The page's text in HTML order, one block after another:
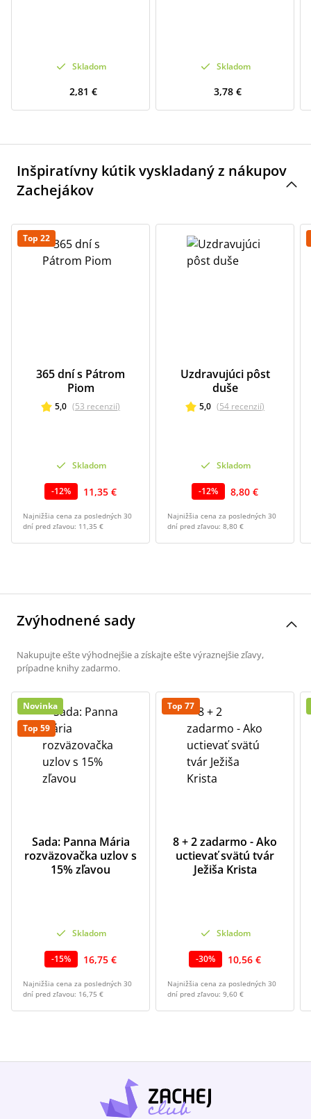
Skladom
2,81 €
Skladom
3,78 €
Inšpiratívny kútik vyskladaný z nákupov
Zachejákov
Top 22
365 dní s Pátrom
Piom
5,0 (53 recenzií)
Skladom
-12% 11,35 €
Najnižšia cena za posledných 30
dní pred zľavou: 11,35 €
Uzdravujúci pôst
duše
5,0 (54 recenzií)
Skladom
-12% 8,80 €
Najnižšia cena za posledných 30
dní pred zľavou: 8,80 €
Zvýhodnené sady
Nakupujte ešte výhodnejšie a získajte ešte výraznejšie zľavy,
prípadne knihy zadarmo.
Novinka
Top 59
Sada: Panna Mária
rozväzovačka uzlov s
15% zľavou
Skladom
-15% 16,75 €
Najnižšia cena za posledných 30
dní pred zľavou: 16,75 €
Top 77
8 + 2 zadarmo - Ako
uctievať svätú tvár
Ježiša Krista
Skladom
-30% 10,56 €
Najnižšia cena za posledných 30
dní pred zľavou: 9,60 €